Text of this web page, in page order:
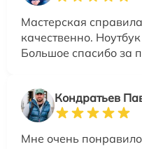
Мастерская
качественно.
Большое спасибо за
Кондратьев
Мне очень